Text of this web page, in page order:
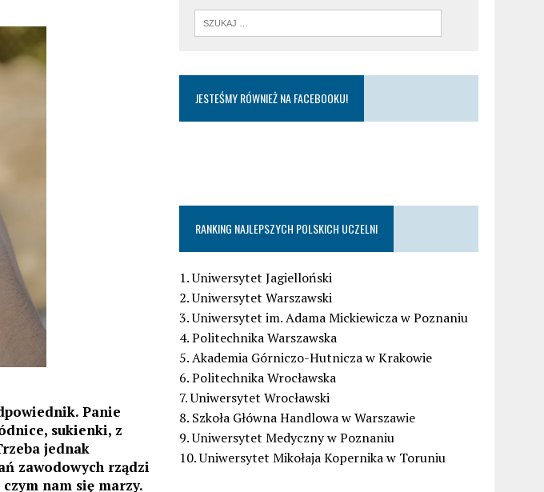
Panie
sukienki, z
jednak
zawodowych rządzi
nam się marzy.
JESTEŚMY RÓWNIEŻ NA FACEBOOKU!
RANKING NAJLEPSZYCH POLSKICH UCZELNI
1. Uniwersytet Jagielloński
2. Uniwersytet Warszawski
3. Uniwersytet im. Adama Mickiewicza w Poznaniu
4. Politechnika Warszawska
5. Akademia Górniczo-Hutnicza w Krakowie
6. Politechnika Wrocławska
7. Uniwersytet Wrocławski
8. Szkoła Główna Handlowa w Warszawie
9. Uniwersytet Medyczny w Poznaniu
10. Uniwersytet Mikołaja Kopernika w Toruniu